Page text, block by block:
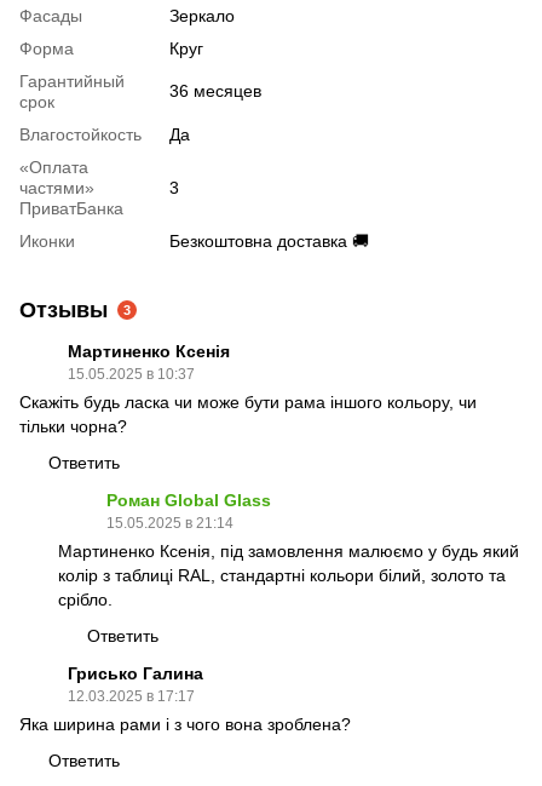
Фасады
Зеркало
Форма
Круг
Гарантийный
срок
36 месяцев
Влагостойкость
Да
«Оплата
частями»
ПриватБанка
3
Иконки Безкоштовна доставка 🚚
Отзывы 3
Мартиненко Ксенія
15.05.2025 в 10:37
Скажіть будь ласка чи може бути рама іншого кольору, чи
тільки чорна?
Ответить
Роман Global Glass
15.05.2025 в 21:14
Мартиненко Ксенія, під замовлення малюємо у будь який
колір з таблиці RAL, стандартні кольори білий, золото та
срібло.
Ответить
Грисько Галина
12.03.2025 в 17:17
Яка ширина рами і з чого вона зроблена?
Ответить